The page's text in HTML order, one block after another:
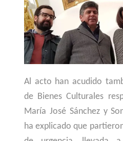
A l acto han acudido
de Bienes Culturales
María José Sánchez y
ha explicado que